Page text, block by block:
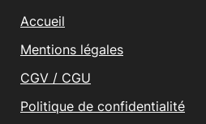
Accueil
Mentions légales
CGV / CGU
Politique de confidentialité